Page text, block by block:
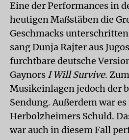
Eine der Performances in
heutigen Maßstäben die
Geschmacks
sang Dunja Rajter aus
furchtbare deutsche
Gaynors I Will Survive.
Musikeinlagen jedoch der
Sendung. Außerdem war
Herbolzheimers Schuld.
war auch in diesem Fall